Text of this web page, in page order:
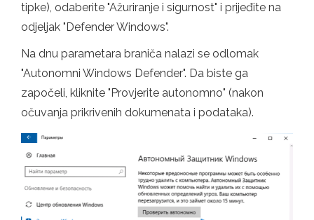
tipke), odaberite "Ažuriranje i sigurnost" i prijeđite na
odjeljak "Defender Windows".
Na dnu parametara braniča nalazi se odlomak
"Autonomni Windows Defender". Da biste ga
započeli, kliknite "Provjerite autonomno" (nakon
očuvanja prikrivenih dokumenata i podataka).